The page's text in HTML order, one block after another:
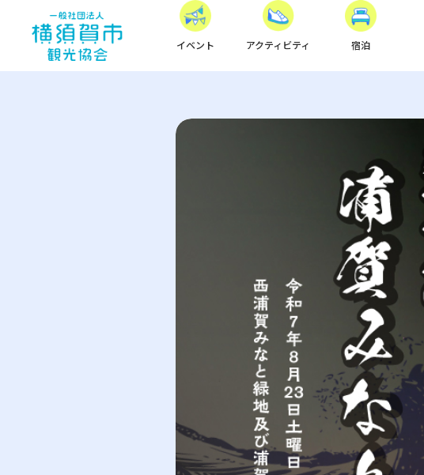
イベント アクティビティ 宿泊